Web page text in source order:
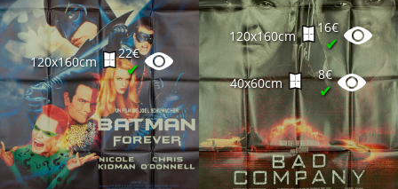
120x160cm
22€
✔
120x160cm
16€
✔
40x60cm
8€
✔